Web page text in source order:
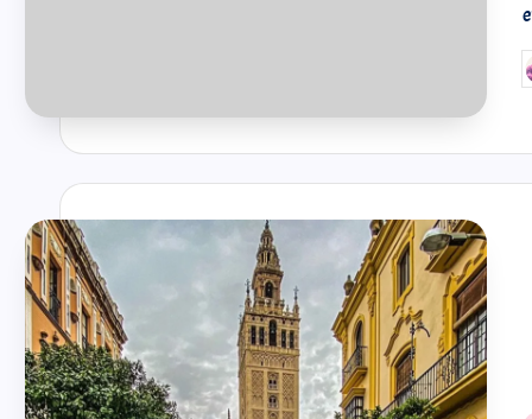
@ramosiphone10